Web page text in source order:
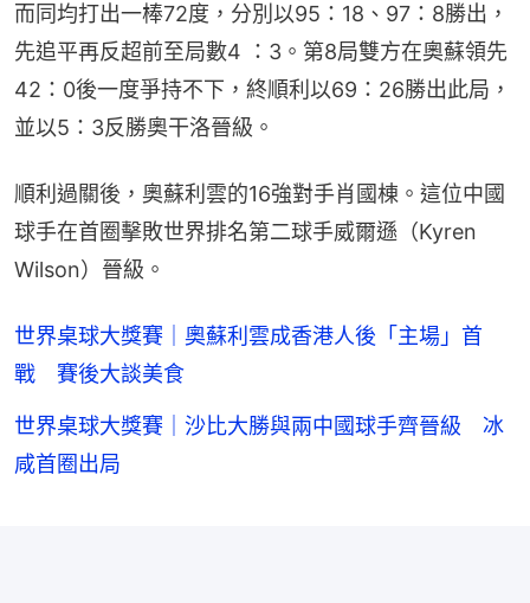
而同均打出一棒72度，分別以95：18、97：8勝出，
先追平再反超前至局數4 ：3。第8局雙方在奧蘇領先
42：0後一度爭持不下，終順利以69：26勝出此局，
並以5：3反勝奧干洛晉級。
順利過關後，奧蘇利雲的16強對手肖國棟。這位中國
球手在首圈擊敗世界排名第二球手威爾遜（Kyren
Wilson）晉級。
世界桌球大獎賽｜奧蘇利雲成香港人後「主場」首
戰 賽後大談美食
世界桌球大獎賽｜沙比大勝與兩中國球手齊晉級 冰
咸首圈出局